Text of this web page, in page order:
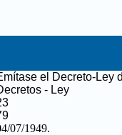
el Decreto-Ley
- Ley
07/1949.